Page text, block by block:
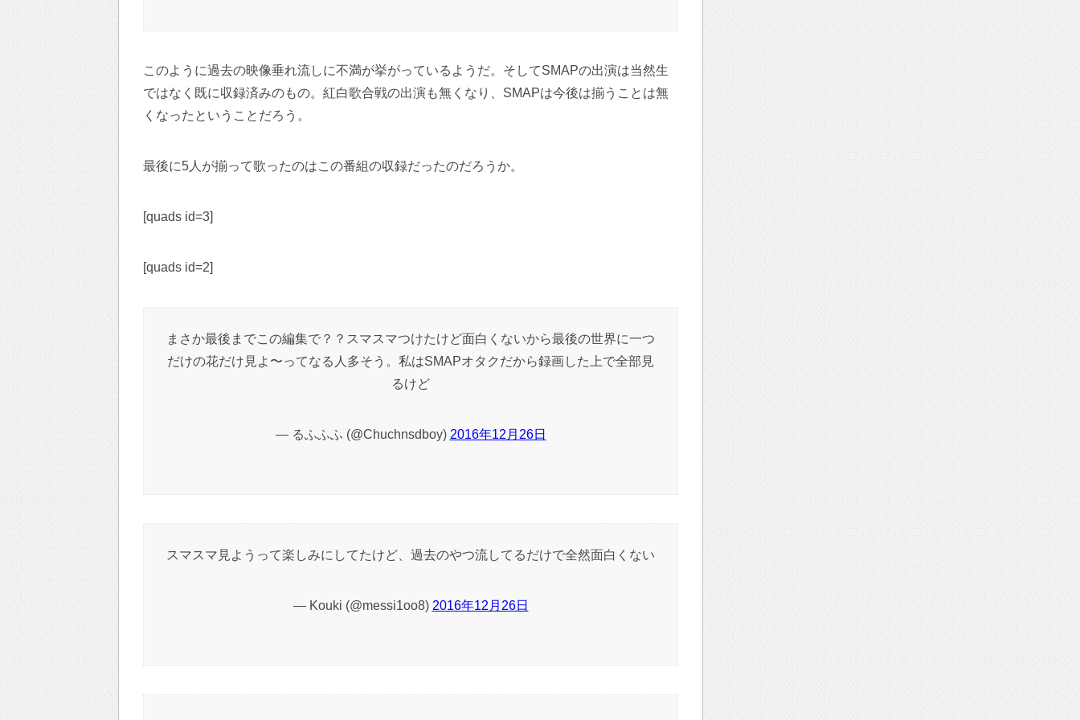
このように過去の映像垂れ流しに不満が挙がっているようだ。そしてSMAPの出演は当然生
ではなく既に収録済みのもの。紅白歌合戦の出演も無くなり、SMAPは今後は揃うことは無
くなったということだろう。
最後に5人が揃って歌ったのはこの番組の収録だったのだろうか。
[quads id=3]
[quads id=2]
まさか最後までこの編集で？？スマスマつけたけど面白くないから最後の世界に一つ
だけの花だけ見よ〜ってなる人多そう。私はSMAPオタクだから録画した上で全部見
るけど
— るふふふ (@Chuchnsdboy) 2016年12月26日
スマスマ見ようって楽しみにしてたけど、過去のやつ流してるだけで全然面白くない
— Kouki (@messi1oo8) 2016年12月26日